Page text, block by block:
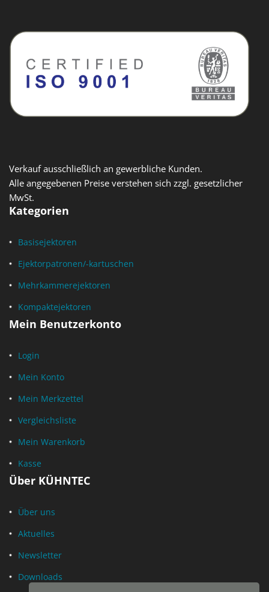
Verkauf ausschließlich an gewerbliche Kunden.
Alle angegebenen Preise verstehen sich zzgl. gesetzlicher
MwSt.
Kategorien
Basisejektoren
Ejektorpatronen/-kartuschen
Mehrkammerejektoren
Kompaktejektoren
Mein Benutzerkonto
Login
Mein Konto
Mein Merkzettel
Vergleichsliste
Mein Warenkorb
Kasse
Über KÜHNTEC
Über uns
Aktuelles
Newsletter
Downloads